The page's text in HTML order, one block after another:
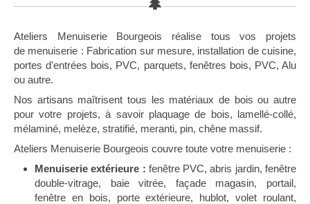
Ateliers Menuiserie Bourgeois réalise tous vos projets
de menuiserie : Fabrication sur mesure, installation de cuisine,
portes d'entrées bois, PVC, parquets, fenêtres bois, PVC, Alu
ou autre.
Nos artisans maîtrisent tous les matériaux de bois ou autre
pour votre projets, à savoir plaquage de bois, lamellé-collé,
mélaminé, melèze, stratifié, meranti, pin, chêne massif.
Ateliers Menuiserie Bourgeois couvre toute votre menuiserie :
Menuiserie extérieure : fenêtre PVC, abris jardin, fenêtre
double-vitrage, baie vitrée, façade magasin, portail,
fenêtre en bois, porte extérieure, hublot, volet roulant,